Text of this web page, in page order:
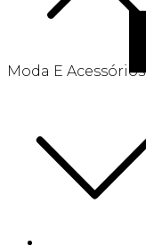
Moda E Acessórios